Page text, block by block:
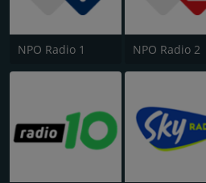
NPO Radio 1 NPO Radio 2